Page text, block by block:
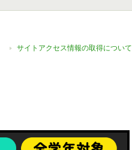
サイトアクセス情報の取得について